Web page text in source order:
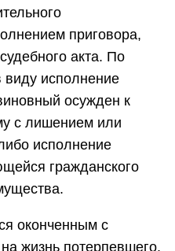
приговора,
акта. По
виду исполнение
осужден к
с лишением или
исполнение
гражданского
оконченным с
жизнь потерпевшего.